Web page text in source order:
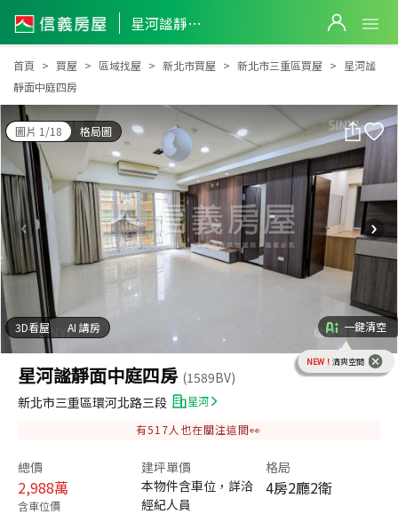
星河謐靜面中庭四房
星河謐靜面中庭四房
首頁 買屋 區域找屋 新北市買屋 新北市三重區買屋
星河謐
靜面中庭四房
圖片 1/18 格局圖
3D看屋 AI 講房 一鍵清空
NEW！ 清爽空間
星河謐靜面中庭四房 (1589BV)
新北市三重區環河北路三段
星河
有517人也在關注這間👀
總價
2,988萬
含車位價
建坪單價
本物件含車位，詳洽
經紀人員
格局
4房2廳2衛